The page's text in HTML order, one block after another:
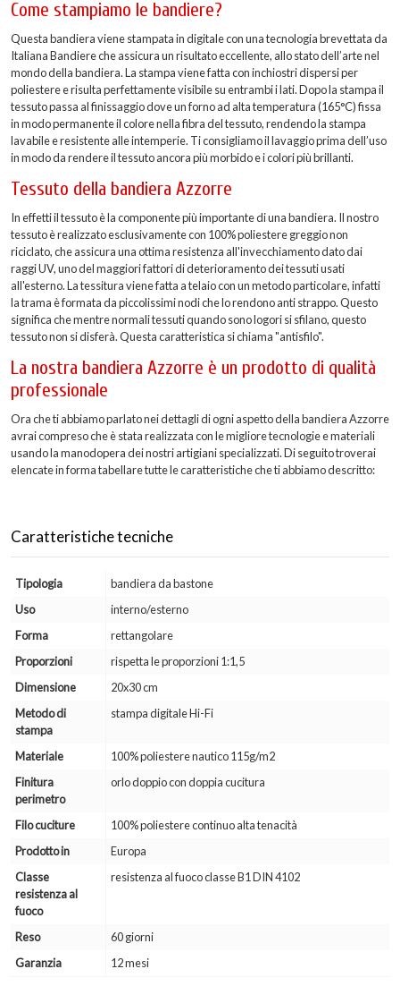
Come stampiamo le bandiere?
Questa bandiera viene stampata in digitale con una tecnologia brevettata da
Italiana Bandiere che assicura un risultato eccellente, allo stato dell’arte nel
mondo della bandiera. La stampa viene fatta con inchiostri dispersi per
poliestere e risulta perfettamente visibile su entrambi i lati. Dopo la stampa il
tessuto passa al finissaggio dove un forno ad alta temperatura (165°C) fissa
in modo permanente il colore nella fibra del tessuto, rendendo la stampa
lavabile e resistente alle intemperie. Ti consigliamo il lavaggio prima dell’uso
in modo da rendere il tessuto ancora più morbido e i colori più brillanti.
Tessuto della bandiera Azzorre
In effetti il tessuto è la componente più importante di una bandiera. Il nostro
tessuto è realizzato esclusivamente con 100% poliestere greggio non
riciclato, che assicura una ottima resistenza all'invecchiamento dato dai
raggi UV, uno del maggiori fattori di deterioramento dei tessuti usati
all'esterno. La tessitura viene fatta a telaio con un metodo particolare, infatti
la trama è formata da piccolissimi nodi che lo rendono anti strappo. Questo
significa che mentre normali tessuti quando sono logori si sfilano, questo
tessuto non si disferà. Questa caratteristica si chiama "antisfilo".
La nostra bandiera Azzorre è un prodotto di qualità
professionale
Ora che ti abbiamo parlato nei dettagli di ogni aspetto della bandiera Azzorre
avrai compreso che è stata realizzata con le migliore tecnologie e materiali
usando la manodopera dei nostri artigiani specializzati. Di seguito troverai
elencate in forma tabellare tutte le caratteristiche che ti abbiamo descritto:
Caratteristiche tecniche
Tipologia
bandiera da bastone
Uso
interno/esterno
Forma
rettangolare
Proporzioni
rispetta le proporzioni 1:1,5
Dimensione
20x30 cm
Metodo di
stampa
stampa digitale Hi-Fi
Materiale
100% poliestere nautico 115g/m2
Finitura
perimetro
orlo doppio con doppia cucitura
Filo cuciture
100% poliestere continuo alta tenacità
Prodotto in
Europa
Classe
resistenza al
fuoco
resistenza al fuoco classe B1 DIN 4102
Reso
60 giorni
Garanzia
12 mesi